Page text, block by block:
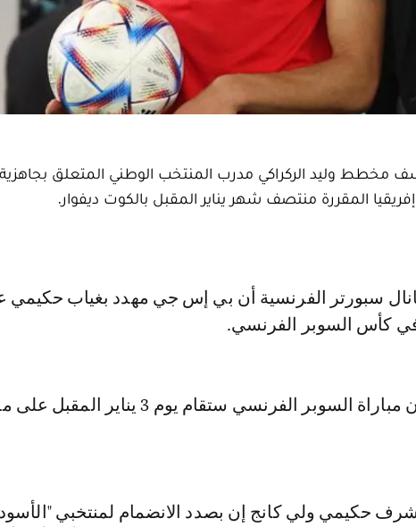
مخطط وليد الركراكي مدرب المنتخب الوطني المتعلق
المقررة منتصف شهر يناير المقبل بالكوت ديفوار.
في كأس السوبر الفرنسي.
وأشارت إلى أن مباراة السوبر الفرنسي ستقام يوم 3 يناير
حكيمي ولي كانج إن بصدد الانضمام لمنتخبي